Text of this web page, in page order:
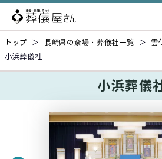
トップ ＞ 長崎県の斎場・葬儀社一覧 ＞ 雲
小浜葬儀社
小浜葬儀